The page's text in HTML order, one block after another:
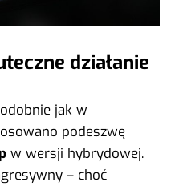
działanie
jak w
podeszwę
w wersji hybrydowej.
– choć